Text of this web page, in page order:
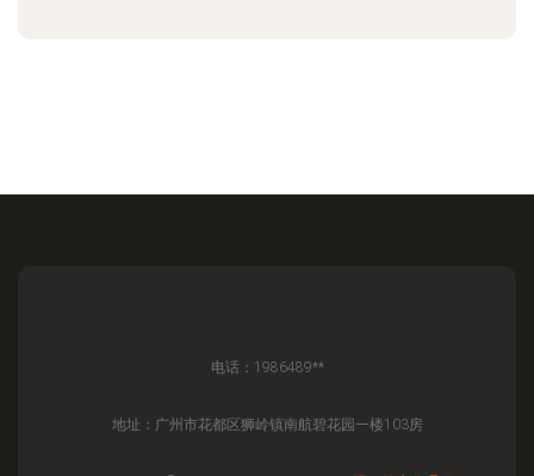
电话：1986489**
地址：广州市花都区狮岭镇南航碧花园一楼103房